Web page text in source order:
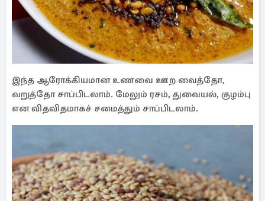
இந்த ஆரோக்கியமான உணவை ஊற வைத்தோ,
வறுத்தோ சாப்பிடலாம். மேலும் ரசம், துவையல், குழம்பு
என விதவிதமாகச் சமைத்தும் சாப்பிடலாம்.